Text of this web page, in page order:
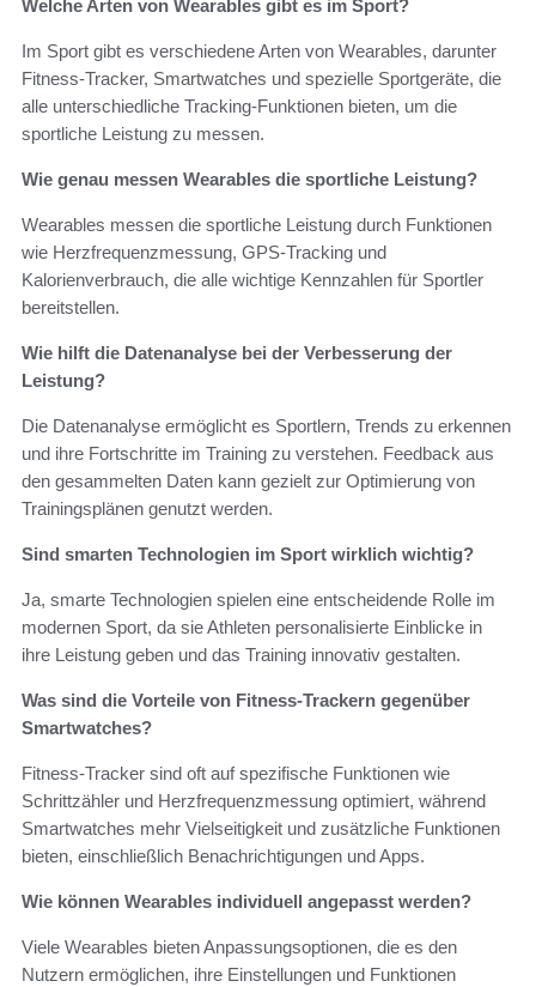
Welche Arten von Wearables gibt es im Sport?
Im Sport gibt es verschiedene Arten von Wearables, darunter
Fitness-Tracker, Smartwatches und spezielle Sportgeräte, die
alle unterschiedliche Tracking-Funktionen bieten, um die
sportliche Leistung zu messen.
Wie genau messen Wearables die sportliche Leistung?
Wearables messen die sportliche Leistung durch Funktionen
wie Herzfrequenzmessung, GPS-Tracking und
Kalorienverbrauch, die alle wichtige Kennzahlen für Sportler
bereitstellen.
Wie hilft die Datenanalyse bei der Verbesserung der
Leistung?
Die Datenanalyse ermöglicht es Sportlern, Trends zu erkennen
und ihre Fortschritte im Training zu verstehen. Feedback aus
den gesammelten Daten kann gezielt zur Optimierung von
Trainingsplänen genutzt werden.
Sind smarten Technologien im Sport wirklich wichtig?
Ja, smarte Technologien spielen eine entscheidende Rolle im
modernen Sport, da sie Athleten personalisierte Einblicke in
ihre Leistung geben und das Training innovativ gestalten.
Was sind die Vorteile von Fitness-Trackern gegenüber
Smartwatches?
Fitness-Tracker sind oft auf spezifische Funktionen wie
Schrittzähler und Herzfrequenzmessung optimiert, während
Smartwatches mehr Vielseitigkeit und zusätzliche Funktionen
bieten, einschließlich Benachrichtigungen und Apps.
Wie können Wearables individuell angepasst werden?
Viele Wearables bieten Anpassungsoptionen, die es den
Nutzern ermöglichen, ihre Einstellungen und Funktionen